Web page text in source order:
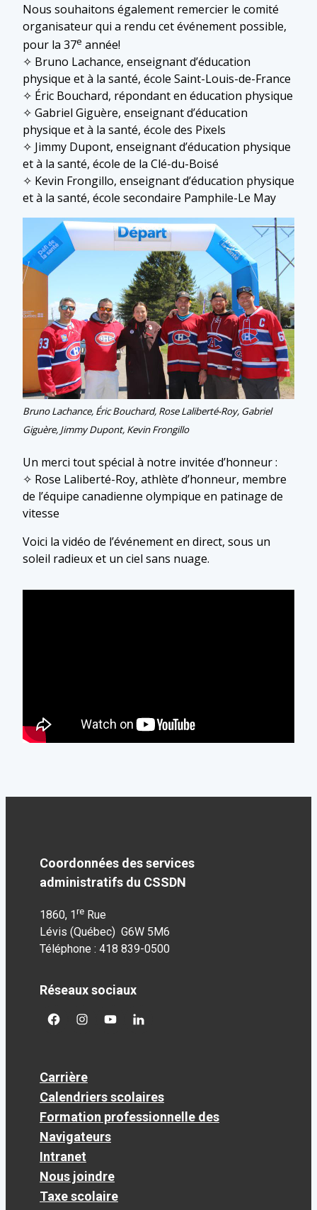
Nous souhaitons également remercier le comité
organisateur qui a rendu cet événement possible,
pour la 37e année!
✧ Bruno Lachance, enseignant d’éducation
physique et à la santé, école Saint-Louis-de-France
✧ Éric Bouchard, répondant en éducation physique
✧ Gabriel Giguère, enseignant d’éducation
physique et à la santé, école des Pixels
✧ Jimmy Dupont, enseignant d’éducation physique
et à la santé, école de la Clé-du-Boisé
✧ Kevin Frongillo, enseignant d’éducation physique
et à la santé, école secondaire Pamphile-Le May
Bruno Lachance, Éric Bouchard, Rose Laliberté-Roy, Gabriel
Giguère, Jimmy Dupont, Kevin Frongillo
Un merci tout spécial à notre invitée d’honneur :
✧ Rose Laliberté-Roy, athlète d’honneur, membre
de l’équipe canadienne olympique en patinage de
vitesse
Voici la vidéo de l’événement en direct, sous un
soleil radieux et un ciel sans nuage.
Coordonnées des services
administratifs du CSSDN
1860, 1re Rue
Lévis (Québec) G6W 5M6
Téléphone : 418 839-0500
Réseaux sociaux
facebookgoogleplus
googleplusgoogleplus
Carrière
Calendriers scolaires
Formation professionnelle des
Navigateurs
Intranet
Nous joindre
Taxe scolaire